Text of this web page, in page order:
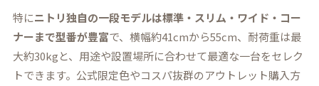
特にニトリ独自の一段モデルは標準・スリム・ワイド・コー
ナーまで型番が豊富で、横幅約41cmから55cm、耐荷重は最
大約30kgと、用途や設置場所に合わせて最適な一台をセレク
トできます。公式限定色やコスパ抜群のアウトレット購入方